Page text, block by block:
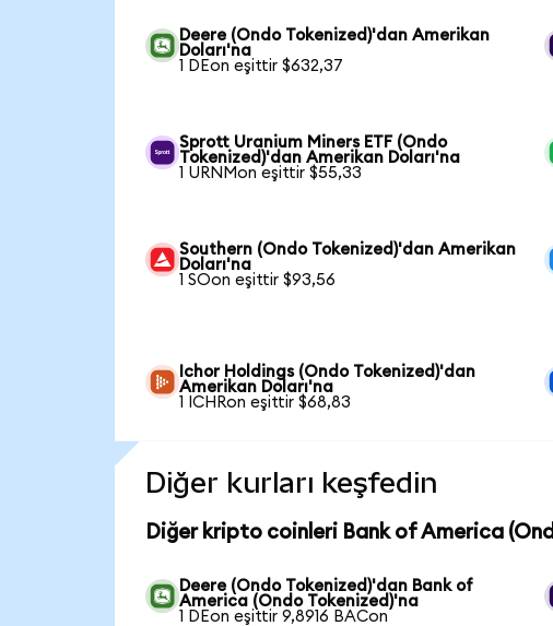
Deere (Ondo Tokenized)'dan Amerikan
Doları'na
1 DEon eşittir $632,37
Sprott Uranium Miners ETF (Ondo
Tokenized)'dan Amerikan Doları'na
1 URNMon eşittir $55,33
Southern (Ondo Tokenized)'dan Amerikan
Doları'na
1 SOon eşittir $93,56
Ichor Holdings (Ondo Tokenized)'dan
Amerikan Doları'na
1 ICHRon eşittir $68,83
Diğer kurları keşfedin
Diğer kripto coinleri Bank of America
Deere (Ondo Tokenized)'dan Bank of
America (Ondo Tokenized)'na
1 DEon eşittir 9,8916 BACon